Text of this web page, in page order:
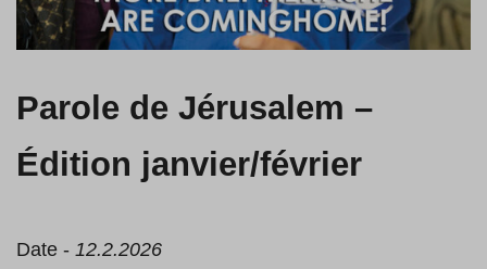
Parole de Jérusalem –
Édition janvier/février
Date - 12.2.2026